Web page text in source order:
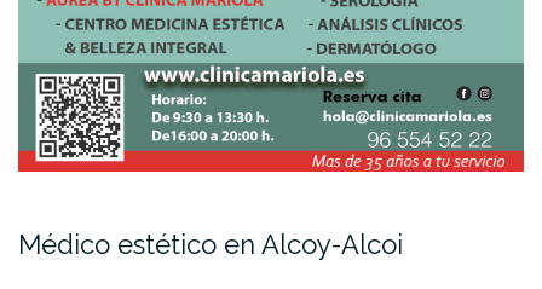
Médico estético en Alcoy-Alcoi